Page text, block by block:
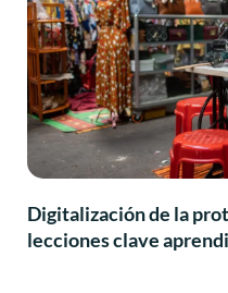
Digitalización de la
lecciones clave